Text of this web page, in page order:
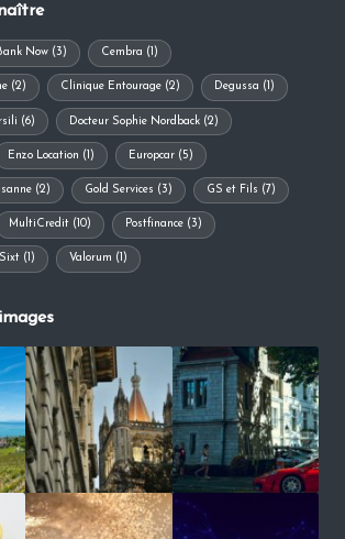
Now(3) Cembra (1)
(2) Clinique Entourage(2) Degussa (1)
(6) Docteur Sophie Nordback(2)
Enzo Location (1) Europcar(5)
(2) Gold Services (3) GS et Fils (7)
MultiCredit(10) Postfinance(3)
Sixt(1) Valorum (1)